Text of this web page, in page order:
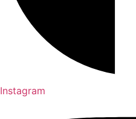
Instagram